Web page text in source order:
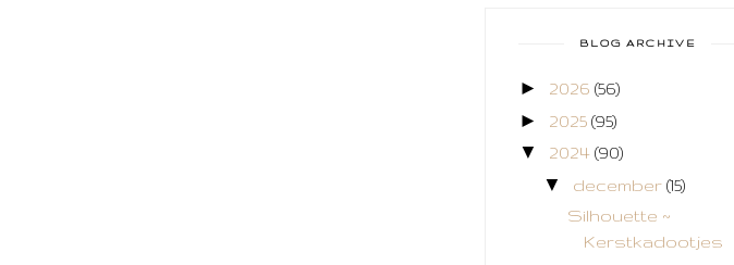
CREATIVE FABRICA
CUPCAKES
BLOG ARCHIVE
► 2026 (56)
► 2025 (95)
▼ 2024 (90)
▼ december (15)
Silhouette ~
Kerstkadootjes